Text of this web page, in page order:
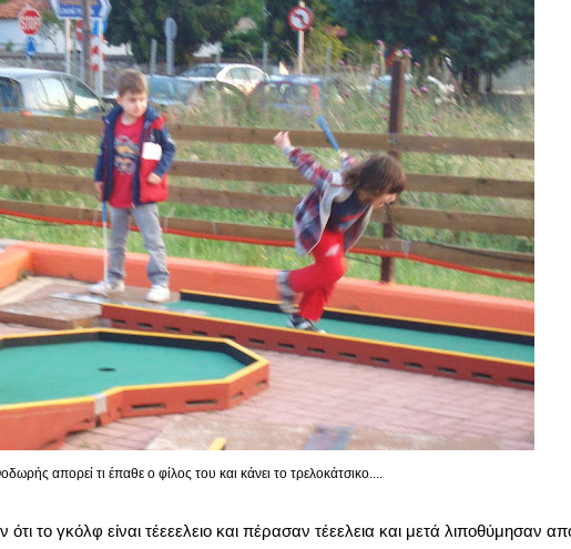
απορεί τι έπαθε ο φίλος του και κάνει το τρελοκάτσικο....
το γκόλφ είναι τέεεελειο και πέρασαν τέεελεια και μετά λιποθύμησαν